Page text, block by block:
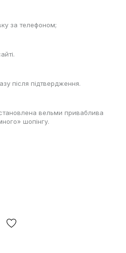
за телефоном;
після підтвердження.
вельми приваблива
шопінгу.